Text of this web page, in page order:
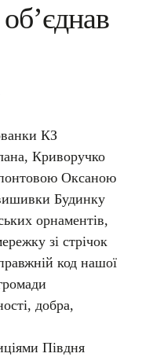
КЗ
Криворучко
Оксаною
Будинку
орнаментів,
зі стрічок
код нашої
добра,
Півдня